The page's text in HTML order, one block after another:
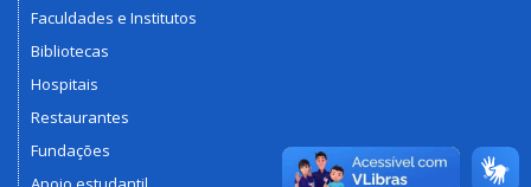
Faculdades e Institutos
Bibliotecas
Hospitais
Restaurantes
Fundações